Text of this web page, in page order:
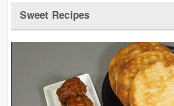
Sweet Recipes